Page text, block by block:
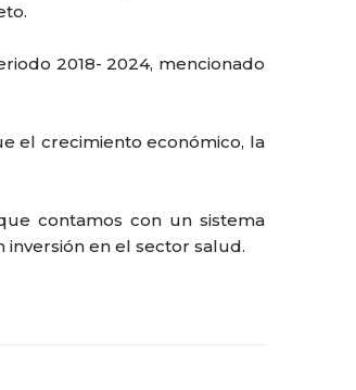
2018- 2024, mencionado
el crecimiento económico, la
contamos con un sistema
en el sector salud.